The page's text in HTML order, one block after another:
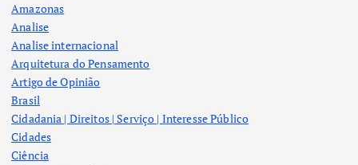
Amazonas
Analise
Analise internacional
Arquitetura do Pensamento
Artigo de Opinião
Brasil
Cidadania | Direitos | Serviço | Interesse Público
Cidades
Ciência